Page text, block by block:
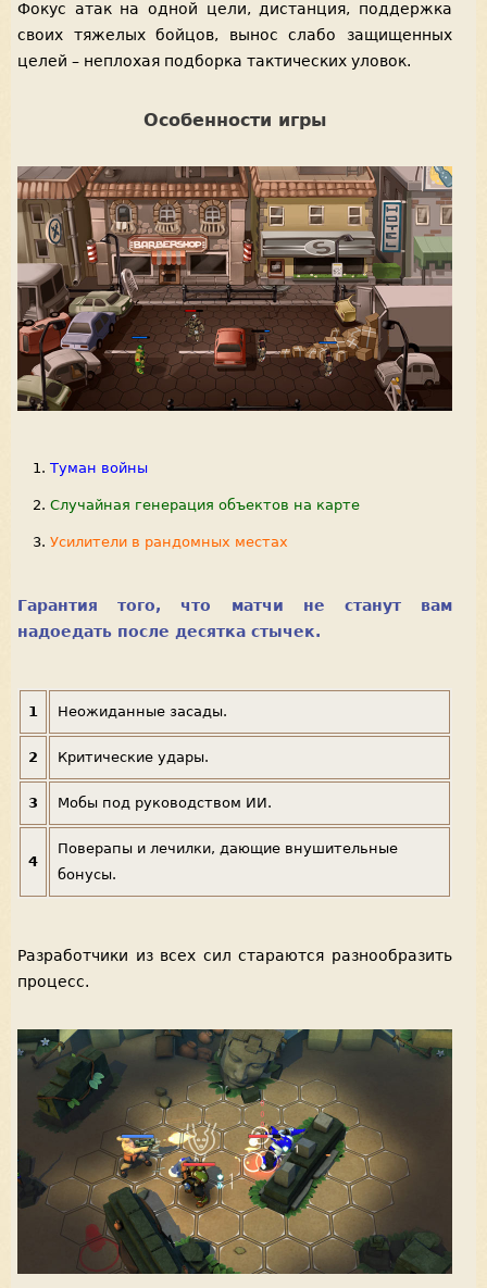
Фокус атак на одной цели, дистанция, поддержка
своих тяжелых бойцов, вынос слабо защищенных
целей – неплохая подборка тактических уловок.
Особенности игры
Туман войны
Случайная генерация объектов на карте
Усилители в рандомных местах
Гарантия того, что матчи не станут вам
надоедать после десятка стычек.
1 Неожиданные засады.
2 Критические удары.
3 Мобы под руководством ИИ.
4
Поверапы и лечилки, дающие внушительные
бонусы.
Разработчики из всех сил стараются разнообразить
процесс.